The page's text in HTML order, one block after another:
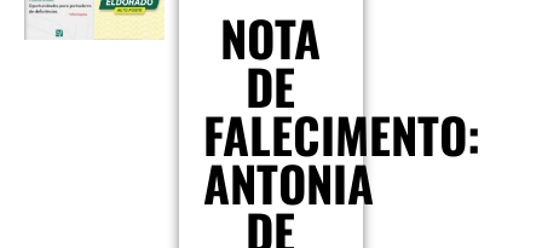
NOTA
DE
FALECIMENTO:
ANTONIA
DE